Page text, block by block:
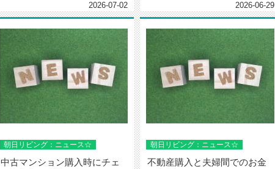
2026-07-02 2026-06-29
朝日リビング：ニュース☆
中古マンション購入時にチェ
朝日リビング：ニュース☆
不動産購入と夫婦間でのお金